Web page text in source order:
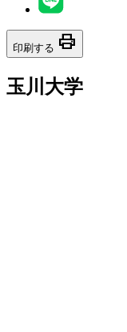
印刷する print
玉川大学